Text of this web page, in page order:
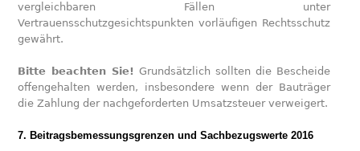
vergleichbaren Fällen unter
Vertrauensschutzgesichtspunkten vorläufigen Rechtsschutz
gewährt.
Bitte beachten Sie! Grundsätzlich sollten die Bescheide
offengehalten werden, insbesondere wenn der Bauträger
die Zahlung der nachgeforderten Umsatzsteuer verweigert.
7. Beitragsbemessungsgrenzen und Sachbezugswerte 2016